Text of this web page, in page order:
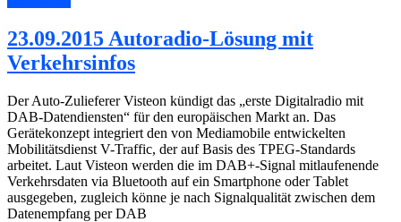
23.09.2015 Autoradio-Lösung mit
Verkehrsinfos
Der Auto-Zulieferer Visteon kündigt das „erste Digitalradio mit
DAB-Datendiensten“ für den europäischen Markt an. Das
Gerätekonzept integriert den von Mediamobile entwickelten
Mobilitätsdienst V-Traffic, der auf Basis des TPEG-Standards
arbeitet. Laut Visteon werden die im DAB+-Signal mitlaufenende
Verkehrsdaten via Bluetooth auf ein Smartphone oder Tablet
ausgegeben, zugleich könne je nach Signalqualität zwischen dem
Datenempfang per DAB